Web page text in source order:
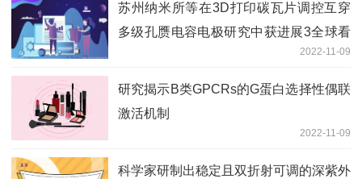
苏州纳米所等在3D打印碳瓦片调控互穿
多级孔赝电容电极研究中获进展3全球看
2022-11-09
研究揭示B类GPCRs的G蛋白选择性偶联
激活机制
2022-11-09
科学家研制出稳定且双折射可调的深紫外